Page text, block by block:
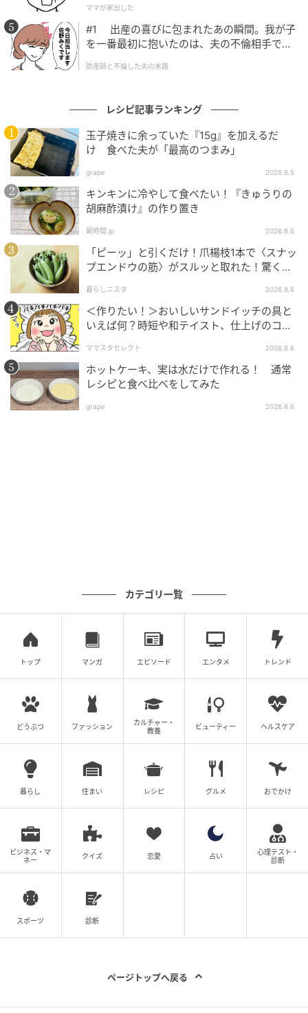
使いました。きび砂糖を使うと甘みが優しくなるのが
好きで、普段から料理に使っています。レモン汁は、
スーパーによく売っているポッカレモン100を使いま
した。
オレンジページnet
スプーンで全体を混ぜます。混ぜるというか、馴染ま
せるという感じでしょうか。
いちごから少し水分が出てきました。
オレンジページnet
粗熱を取り、密閉容器へ入れました。ジャムよりもさ
らっとしています。
いちごの甘酸っぱさがギュッと詰まった美味しいシロ
ップです。
我が家では、シロップを牛乳と割っていちごミルクに
したり、ヨーグルトにトッピングして楽しみました。
とても美味しくて１週間経たず、完食しました・・・
ママが家出した
#1 出産の喜びに包まれたあの瞬間。我が子
を一番最初に抱いたのは、夫の不倫相手でし
助産師と不倫した夫の末路
レシピ記事ランキング
玉子焼きに余っていた『15g』を加えるだ
け 食べた夫が「最高のつまみ」
grape 2026.8.5
キンキンに冷やして食べたい！『きゅうりの
胡麻酢漬け』の作り置き
朝時間.jp 2026.8.6
「ピーッ」と引くだけ！爪楊枝1本で〈スナッ
プエンドウの筋〉がスルッと取れた！驚くほ
暮らしニスタ 2026.8.6
＜作りたい！＞おいしいサンドイッチの具と
いえば何？時短や和テイスト、仕上げのコツ
ママスタセレクト 2026.8.6
ホットケーキ、実は水だけで作れる！ 通常
レシピと食べ比べをしてみた
grape 2026.8.6
カテゴリ一覧
トップ マンガ エピソード エンタメ トレンド
どうぶつ ファッション
カルチャー・
教養
ビューティー ヘルスケア
暮らし 住まい レシピ グルメ おでかけ
ビジネス・マ
ネー
クイズ 恋愛 占い
心理テスト・
診断
スポーツ 診断
ページトップへ戻る